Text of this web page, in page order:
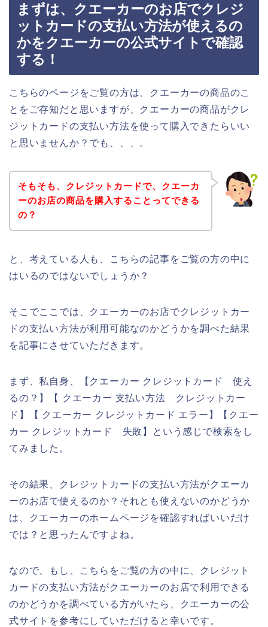
まずは、クエーカーのお店でクレジ
ットカードの支払い方法が使えるの
かをクエーカーの公式サイトで確認
する！
こちらのページをご覧の方は、クエーカーの商品のこ
とをご存知だと思いますが、クエーカーの商品がクレ
ジットカードの支払い方法を使って購入できたらいい
と思いませんか？でも、、、。
そもそも、クレジットカードで、クエーカ
ーのお店の商品を購入することってできる
の？
と、考えている人も、こちらの記事をご覧の方の中に
はいるのではないでしょうか？
そこでここでは、クエーカーのお店でクレジットカー
ドの支払い方法が利用可能なのかどうかを調べた結果
を記事にさせていただきます。
まず、私自身、【クエーカー クレジットカード 使え
るの？】【 クエーカー 支払い方法 クレジットカー
ド】【 クエーカー クレジットカード エラー】【クエー
カー クレジットカード 失敗】という感じで検索をし
てみました。
その結果、クレジットカードの支払い方法がクエーカ
ーのお店で使えるのか？それとも使えないのかどうか
は、クエーカーのホームページを確認すればいいだけ
では？と思ったんですよね。
なので、もし、こちらをご覧の方の中に、クレジット
カードの支払い方法がクエーカーのお店で利用できる
のかどうかを調べている方がいたら、クエーカーの公
式サイトを参考にしていただけると幸いです。